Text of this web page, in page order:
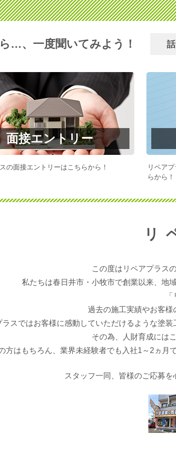
…、一度聞いてみよう！
面接エントリー
の面接エントリーはこちらから！
リペア
らから！
リ
この度はリペアプラス
私たちは春日井市・小牧市で創業以来、地
過去の施工実績やお客様
ラスではお客様に感動していただけるような塗
その為、人財育成には
方はもちろん、業界未経験者でも入社1～2ヵ月
スタッフ一同、皆様のご応募